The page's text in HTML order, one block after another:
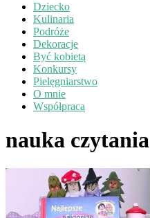
Dziecko
Kulinaria
Podróże
Dekoracje
Być kobietą
Konkursy
Pielęgniarstwo
O mnie
Współpraca
nauka czytania